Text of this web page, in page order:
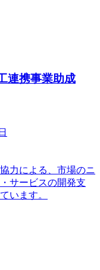
連携事業助成
力による、市場のニ
サービスの開発支
います。